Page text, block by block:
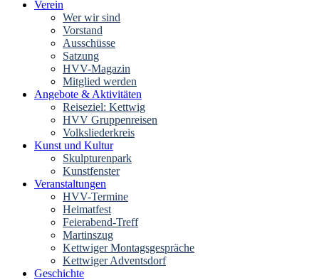
Verein
Wer wir sind
Vorstand
Ausschüsse
Satzung
HVV-Magazin
Mitglied werden
Angebote & Aktivitäten
Reiseziel: Kettwig
HVV Gruppenreisen
Volksliederkreis
Kunst und Kultur
Skulpturenpark
Kunstfenster
Veranstaltungen
HVV-Termine
Heimatfest
Feierabend-Treff
Martinszug
Kettwiger Montagsgespräche
Kettwiger Adventsdorf
Geschichte